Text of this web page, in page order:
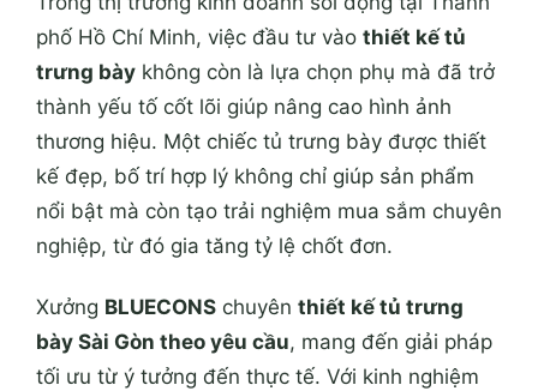
phố Hồ Chí Minh, việc đầu tư vào thiết kế tủ
trưng bày không còn là lựa chọn phụ mà đã trở
thành yếu tố cốt lõi giúp nâng cao hình ảnh
thương hiệu. Một chiếc tủ trưng bày được thiết
kế đẹp, bố trí hợp lý không chỉ giúp sản phẩm
nổi bật mà còn tạo trải nghiệm mua sắm chuyên
nghiệp, từ đó gia tăng tỷ lệ chốt đơn.
Xưởng BLUECONS chuyên thiết kế tủ trưng
bày Sài Gòn theo yêu cầu, mang đến giải pháp
tối ưu từ ý tưởng đến thực tế. Với kinh nghiệm